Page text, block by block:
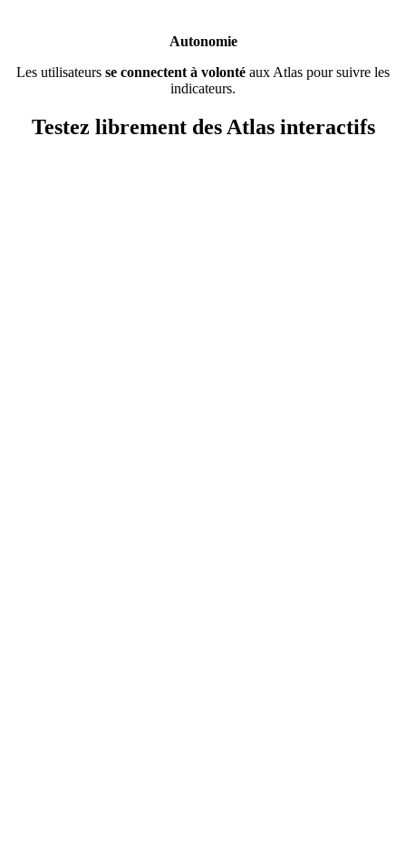
Autonomie
Les utilisateurs se connectent à volonté aux Atlas pour suivre les
indicateurs.
Testez librement des Atlas interactifs